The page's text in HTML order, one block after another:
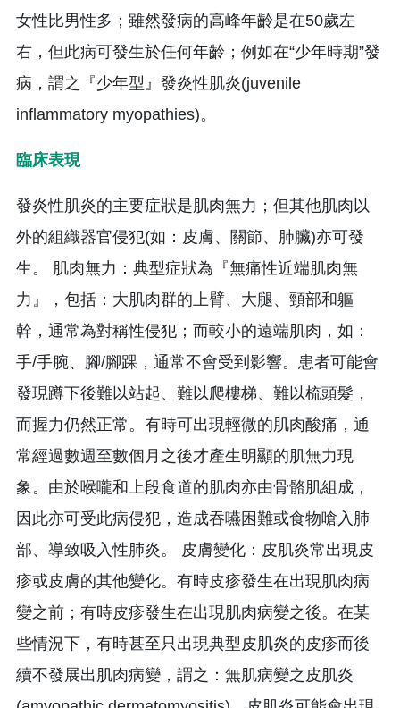
女性比男性多；雖然發病的高峰年齡是在50歲左
右，但此病可發生於任何年齡；例如在“少年時期”發
病，謂之『少年型』發炎性肌炎(juvenile
inflammatory myopathies)。
臨床表現
發炎性肌炎的主要症狀是肌肉無力；但其他肌肉以
外的組織器官侵犯(如：皮膚、關節、肺臟)亦可發
生。 肌肉無力：典型症狀為『無痛性近端肌肉無
力』，包括：大肌肉群的上臂、大腿、頸部和軀
幹，通常為對稱性侵犯；而較小的遠端肌肉，如：
手/手腕、腳/腳踝，通常不會受到影響。患者可能會
發現蹲下後難以站起、難以爬樓梯、難以梳頭髮，
而握力仍然正常。有時可出現輕微的肌肉酸痛，通
常經過數週至數個月之後才產生明顯的肌無力現
象。由於喉嚨和上段食道的肌肉亦由骨骼肌組成，
因此亦可受此病侵犯，造成吞嚥困難或食物嗆入肺
部、導致吸入性肺炎。 皮膚變化：皮肌炎常出現皮
疹或皮膚的其他變化。有時皮疹發生在出現肌肉病
變之前；有時皮疹發生在出現肌肉病變之後。在某
些情況下，有時甚至只出現典型皮肌炎的皮疹而後
續不發展出肌肉病變，謂之：無肌病變之皮肌炎